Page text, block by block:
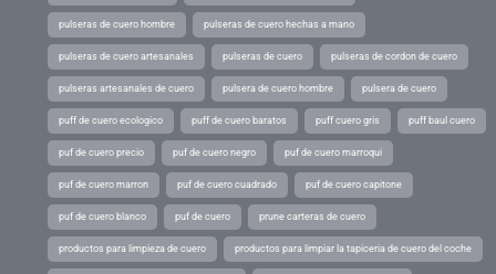
pulseras de cuero hombre pulseras de cuero hechas a mano
pulseras de cuero artesanales pulseras de cuero pulseras de cordon de cuero
pulseras artesanales de cuero pulsera de cuero hombre pulsera de cuero
puff de cuero ecologico puff de cuero baratos puff cuero gris puff baul cuero
puf de cuero precio puf de cuero negro puf de cuero marroqui
puf de cuero marron puf de cuero cuadrado puf de cuero capitone
puf de cuero blanco puf de cuero prune carteras de cuero
productos para limpieza de cuero productos para limpiar la tapiceria de cuero del coche